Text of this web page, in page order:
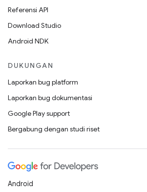
Referensi API
Download Studio
Android NDK
DUKUNGAN
Laporkan bug platform
Laporkan bug dokumentasi
Google Play support
Bergabung dengan studi riset
Android